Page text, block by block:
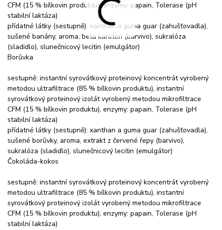
CFM (15 % bílkovin produktu), enzymy: papain, Tolerase (pH
stabilní laktáza)
přídatné látky (sestupně): xanthan a guma guar (zahušťovadla),
sušené banány, aroma, beta karoten (barvivo), sukralóza
(sladidlo), slunečnicový lecitin (emulgátor)
Borůvka
sestupně: instantní syrovátkový proteinový koncentrát vyrobený
metodou ultrafiltrace (85 % bílkovin produktu), instantní
syrovátkový proteinový izolát vyrobený metodou mikrofiltrace
CFM (15 % bílkovin produktu), enzymy: papain, Tolerase (pH
stabilní laktáza)
přídatné látky (sestupně): xanthan a guma guar (zahušťovadla),
sušené borůvky, aroma, extrakt z červené řepy (barvivo),
sukralóza (sladidlo), slunečnicový lecitin (emulgátor)
Čokoláda-kokos
sestupně: instantní syrovátkový proteinový koncentrát vyrobený
metodou ultrafiltrace (85 % bílkovin produktu), instantní
syrovátkový proteinový izolát vyrobený metodou mikrofiltrace
CFM (15 % bílkovin produktu), enzymy: papain, Tolerase (pH
stabilní laktáza)